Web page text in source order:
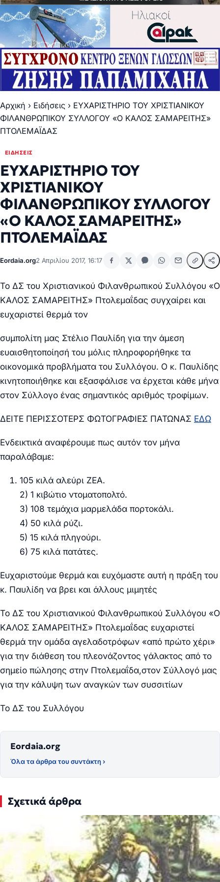
Αρχική › Ειδήσεις › ΕΥΧΑΡΙΣΤΗΡΙΟ ΤΟΥ ΧΡΙΣΤΙΑΝΙΚΟΥ
ΦΙΛΑΝΘΡΩΠΙΚΟΥ ΣΥΛΛΟΓΟΥ «Ο ΚΑΛΟΣ ΣΑΜΑΡΕΙΤΗΣ»
ΠΤΟΛΕΜΑΪΔΑΣ
ΕΙΔΉΣΕΙΣ
ΕΥΧΑΡΙΣΤΗΡΙΟ ΤΟΥ
ΧΡΙΣΤΙΑΝΙΚΟΥ
ΦΙΛΑΝΘΡΩΠΙΚΟΥ ΣΥΛΛΟΓΟΥ
«Ο ΚΑΛΟΣ ΣΑΜΑΡΕΙΤΗΣ»
ΠΤΟΛΕΜΑΪΔΑΣ
Eordaia.org2 Απριλίου 2017, 16:17
Το ΔΣ του Χριστιανικού Φιλανθρωπικού Συλλόγου «Ο
ΚΑΛΟΣ ΣΑΜΑΡΕΙΤΗΣ» Πτολεμαΐδας συγχαίρει και
ευχαριστεί θερμά τον
συμπολίτη μας Στέλιο Παυλίδη για την άμεση
ευαισθητοποίησή του μόλις πληροφορήθηκε τα
οικονομικά προβλήματα του Συλλόγου. Ο κ. Παυλίδης
κινητοποιήθηκε και εξασφάλισε να έρχεται κάθε μήνα
στον Σύλλογο ένας σημαντικός αριθμός τροφίμων.
ΔΕΙΤΕ ΠΕΡΙΣΣΟΤΕΡΣ ΦΩΤΟΓΡΑΦΙΕΣ ΠΑΤΩΝΑΣ ΕΔΩ
Ενδεικτικά αναφέρουμε πως αυτόν τον μήνα
παραλάβαμε:
105 κιλά αλεύρι ΖΕΑ.
2) 1 κιβώτιο ντοματοπολτό.
3) 108 τεμάχια μαρμελάδα πορτοκάλι.
4) 50 κιλά ρύζι.
5) 15 κιλά πληγούρι.
6) 75 κιλά πατάτες.
Ευχαριστούμε θερμά και ευχόμαστε αυτή η πράξη του
κ. Παυλίδη να βρει και άλλους μιμητές
Το ΔΣ του Χριστιανικού Φιλανθρωπικού Συλλόγου «Ο
ΚΑΛΟΣ ΣΑΜΑΡΕΙΤΗΣ» Πτολεμαΐδας ευχαριστεί
θερμά την ομάδα αγελαδοτρόφων «από πρώτο χέρι»
για την διάθεση του πλεονάζοντος γάλακτος από το
σημείο πώλησης στην Πτολεμαΐδα,στον Σύλλογό μας
για την κάλυψη των αναγκών των συσσιτίων
Το ΔΣ του Συλλόγου
Eordaia.org
Όλα τα άρθρα του συντάκτη ›
Σχετικά άρθρα